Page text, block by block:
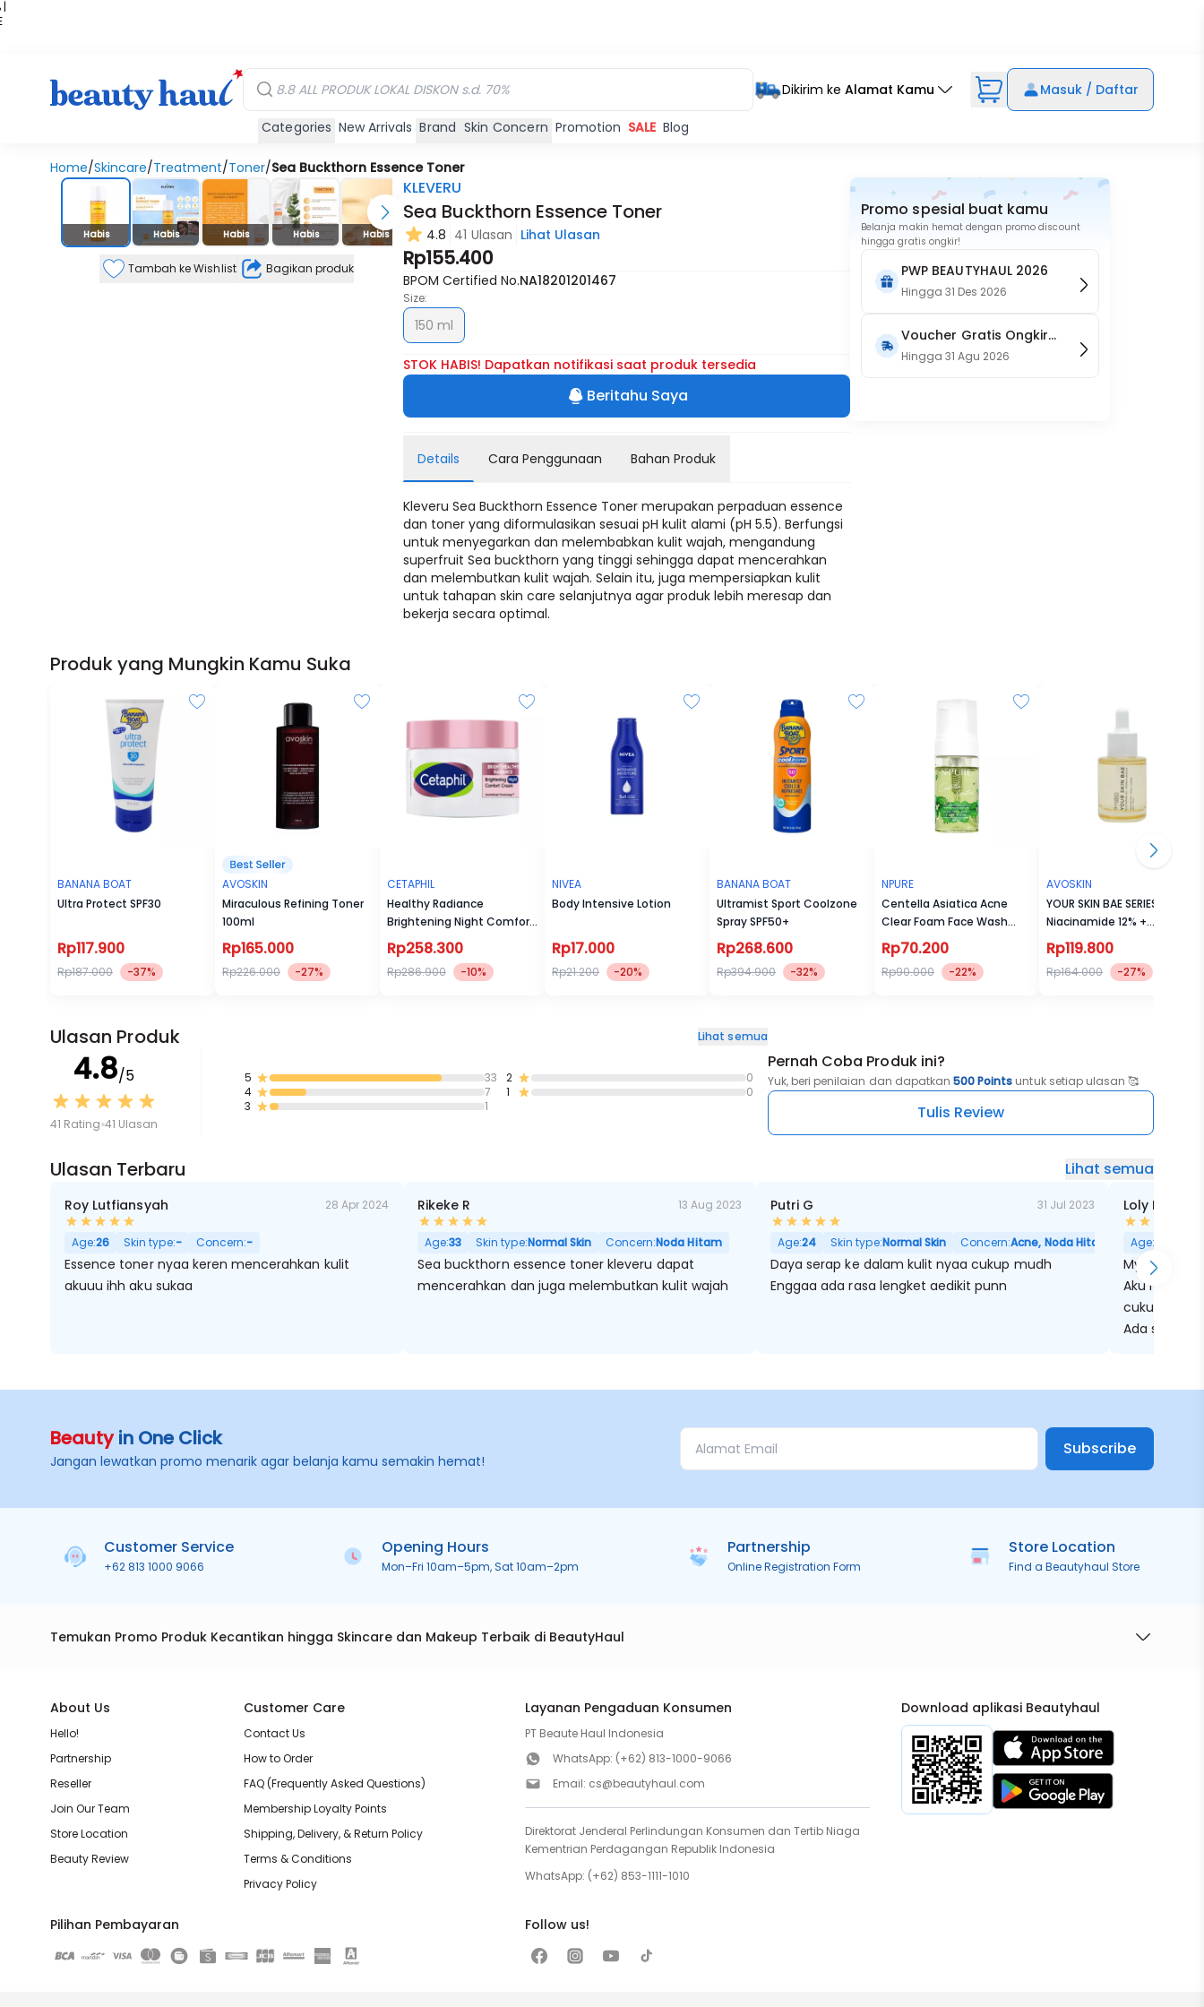
|
Dikirim ke Alamat Kamu Masuk / Daftar
Categories New Arrivals Brand Skin Concern Promotion SALE Blog
Home/Skincare/Treatment/Toner/Sea Buckthorn Essence Toner
Habis Habis Habis Habis Habis Habis
Tambah ke Wishlist Bagikan produk
KLEVERU
Sea Buckthorn Essence Toner
4.8 41 Ulasan Lihat Ulasan
Rp155.400
BPOM Certified No.NA18201201467
Size:
150 ml
STOK HABIS! Dapatkan notifikasi saat produk tersedia
Beritahu Saya
Details Cara Penggunaan Bahan Produk
Kleveru Sea Buckthorn Essence Toner merupakan perpaduan essence
dan toner yang diformulasikan sesuai pH kulit alami (pH 5.5). Berfungsi
untuk menyegarkan dan melembabkan kulit wajah, mengandung
superfruit Sea buckthorn yang tinggi sehingga dapat mencerahkan
dan melembutkan kulit wajah. Selain itu, juga mempersiapkan kulit
untuk tahapan skin care selanjutnya agar produk lebih meresap dan
bekerja secara optimal.
Promo spesial buat kamu
Belanja makin hemat dengan promo discount
hingga gratis ongkir!
PWP BEAUTYHAUL 2026
Hingga31 Des 2026
Voucher Gratis Ongkir
15RB (Only on Website)
Hingga31 Agu 2026
Produk yang Mungkin Kamu Suka
BANANA BOAT
Ultra Protect SPF30
Rp117.900
Rp187.000 -37%
AVOSKIN
Miraculous Refining Toner
100ml
Rp165.000
Rp226.000 -27%
CETAPHIL
Healthy Radiance
Brightening Night Comfort
Cream 50g
Rp258.300
Rp286.900 -10%
NIVEA
Body Intensive Lotion
Rp17.000
Rp21.200 -20%
BANANA BOAT
Ultramist Sport Coolzone
Spray SPF50+
Rp268.600
Rp394.900 -32%
NPURE
Centella Asiatica Acne
Clear Foam Face Wash
100ml
Rp70.200
Rp90.000 -22%
AVOSKIN
YOUR SKIN BAE SERIES
Niacinamide 12% +
Centella
Rp119.800
Rp164.000 -27%
Ulasan Produk Lihat semua
4.8/5
41 Rating 41 Ulasan
5
33
4
7
3
1
2
0
1
0
Pernah Coba Produk ini?
Yuk, beri penilaian dan dapatkan 500 Points untuk setiap ulasan 🥰
Tulis Review
Ulasan Terbaru Lihat semua
Roy Lutfiansyah 28 Apr 2024
Age:26 Skin type:- Concern:-
Essence toner nyaa keren mencerahkan kulit
akuuu ihh aku sukaa
Rikeke R 13 Aug 2023
Age:33 Skin type:Normal Skin Concern:Noda Hitam
Sea buckthorn essence toner kleveru dapat
mencerahkan dan juga melembutkan kulit wajah
Putri G 31 Jul 2023
Age:24 Skin type:Normal Skin Concern:Acne, Noda Hitam, Pori Besar
Daya serap ke dalam kulit nyaa cukup mudh
Enggaa ada rasa lengket aedikit punn
Loly Marisha
Age:
My first
Aku
cukup buat
Ada sedikit
kelihatan
ngga
Beautyin One Click
Jangan lewatkan promo menarik agar belanja kamu semakin hemat!
Subscribe
Customer Service
+62 813 1000 9066
Opening Hours
Mon–Fri 10am–5pm, Sat 10am–2pm
Partnership
Online Registration Form
Store Location
Find a Beautyhaul Store
Temukan Promo Produk Kecantikan hingga Skincare dan Makeup Terbaik di BeautyHaul
About Us
Hello!
Partnership
Reseller
Join Our Team
Store Location
Beauty Review
Customer Care
Contact Us
How to Order
FAQ (Frequently Asked Questions)
Membership Loyalty Points
Shipping, Delivery, & Return Policy
Terms & Conditions
Privacy Policy
Layanan Pengaduan Konsumen
PT Beaute Haul Indonesia
WhatsApp: (+62) 813-1000-9066
Email: cs@beautyhaul.com
Direktorat Jenderal Perlindungan Konsumen dan Tertib Niaga
Kementrian Perdagangan Republik Indonesia
WhatsApp: (+62) 853-1111-1010
Download aplikasi Beautyhaul
Pilihan Pembayaran Follow us!